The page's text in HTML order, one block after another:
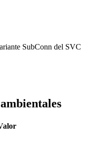
SubConn del SVC